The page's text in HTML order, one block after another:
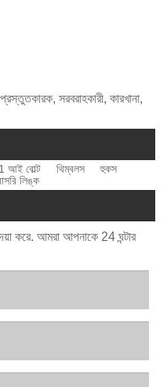
সরবরাহকারী, কারখানা,
1 আই বোল্ট থিম্বলস
হুকস
লিঙ্ক
করে. আমরা আপনাকে 24 ঘন্টার